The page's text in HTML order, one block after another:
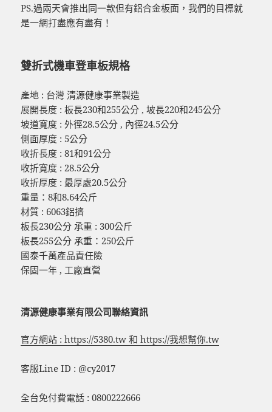
PS.過兩天會推出同一款但有鋁合金板面，我們的目標就
是一網打盡應有盡有！
雙折式機車登車板規格
產地 : 台灣 清源健康事業製造
展開長度 : 板長230和255公分 , 坡長220和245公分
坡道寬度 : 外徑28.5公分 , 內徑24.5公分
側面厚度 : 5公分
收折長度 : 81和91公分
收折寬度 : 28.5公分
收折厚度 : 最厚處20.5公分
重量：8和8.64公斤
材質 : 6063鋁擠
板長230公分 承重 : 300公斤
板長255公分 承重：250公斤
國泰千萬產品責任險
保固一年 , 工廠直營
清源健康事業有限公司聯絡資訊
官方網站 : https://5380.tw 和 https://我想幫你.tw
客服Line ID : @cy2017
全台免付費電話 : 0800222666